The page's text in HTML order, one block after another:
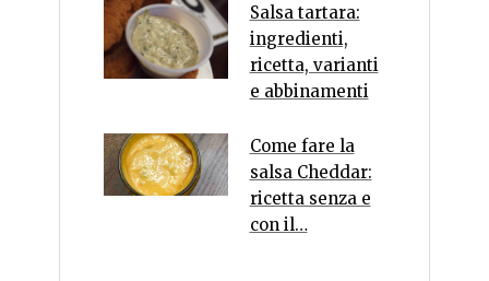
Salsa tartara:
ingredienti,
ricetta, varianti
e abbinamenti
Come fare la
salsa Cheddar:
ricetta senza e
con il…